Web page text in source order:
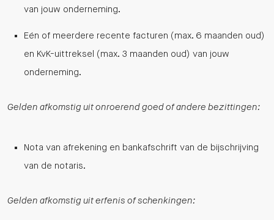
van jouw onderneming.
Eén of meerdere recente facturen (max. 6 maanden oud)
en KvK-uittreksel (max. 3 maanden oud) van jouw
onderneming.
Gelden afkomstig uit onroerend goed of andere bezittingen:
Nota van afrekening en bankafschrift van de bijschrijving
van de notaris.
Gelden afkomstig uit erfenis of schenkingen: